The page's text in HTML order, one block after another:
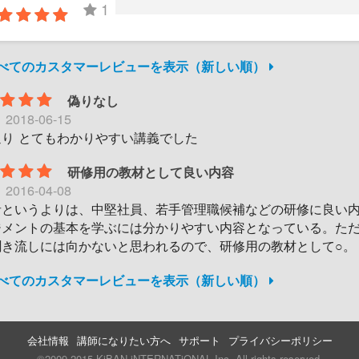
1
てのカスタマーレビューを表示（新しい順）
偽りなし
2018-06-15
とてもわかりやすい講義でした
研修用の教材として良い内容
2016-04-08
いうよりは、中堅社員、若手管理職候補などの研修に良い内
ントの基本を学ぶには分かりやすい内容となっている。た
流しには向かないと思われるので、研修用の教材として○。
てのカスタマーレビューを表示（新しい順）
会社情報 講師になりたい方へ サポート
プライバシーポリシー